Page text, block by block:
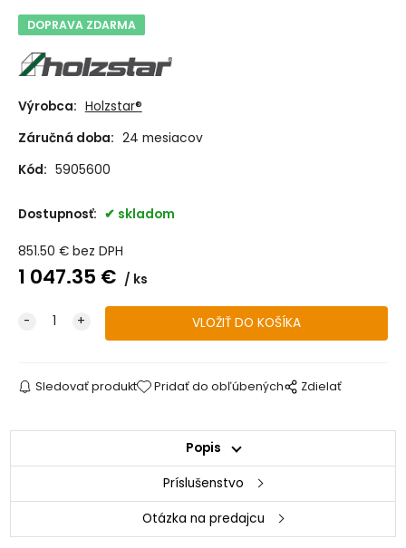
DOPRAVA ZDARMA
Výrobca: Holzstar®
Záručná doba: 24 mesiacov
Kód: 5905600
Dostupnosť: skladom
851.50 € bez DPH
1 047.35 € ks
Sledovať produkt Pridať do obľúbených Zdielať
Popis
Príslušenstvo
Otázka na predajcu